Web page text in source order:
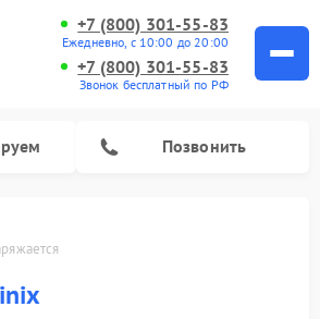
+7 (800) 301-55-83
Ежедневно, с 10:00 до 20:00
+7 (800) 301-55-83
Звонок бесплатный по РФ
Позвонить